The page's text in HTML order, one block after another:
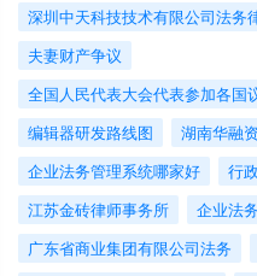
深圳中天科技技术有限公司法务
夫妻财产争议
全国人民代表大会代表参加各国
编辑器研发路线图
湖南华融
企业法务管理系统哪家好
行
江苏金砖律师事务所
企业法
广东省商业集团有限公司法务